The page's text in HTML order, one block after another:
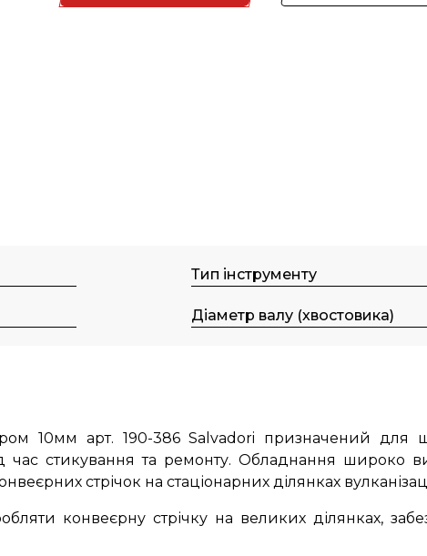
Тип інструменту
Діаметр валу (хвостовика)
10мм арт. 190-386 Salvadori призначений для
час стикування та ремонту. Обладнання широко
стрічок на стаціонарних ділянках
конвеєрну стрічку на великих ділянках,